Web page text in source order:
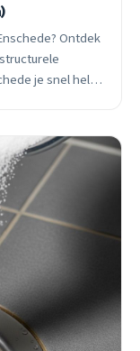
Ontdek
je snel helpt